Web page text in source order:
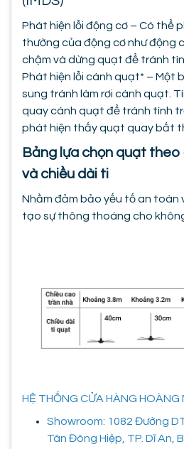
Phát hiện lỗi động cơ – Có thể
thường của động cơ như động
chậm và dừng quạt để tránh
Phát hiện lỗi cánh quạt* – Một
sung tránh làm rơi cánh quạt.
quay cánh quạt để tránh tình
phát hiện thấy quạt quay bất
Bảng lựa chọn quạt
và chiều dài ti
Nhằm đảm bảo yếu tố an toàn
tạo sự thông thoáng cho
HỆ THỐNG CỬA HÀNG HOÀNG
Showroom: 1082 Đường
Tân Đông Hiệp, TP. Dĩ An,